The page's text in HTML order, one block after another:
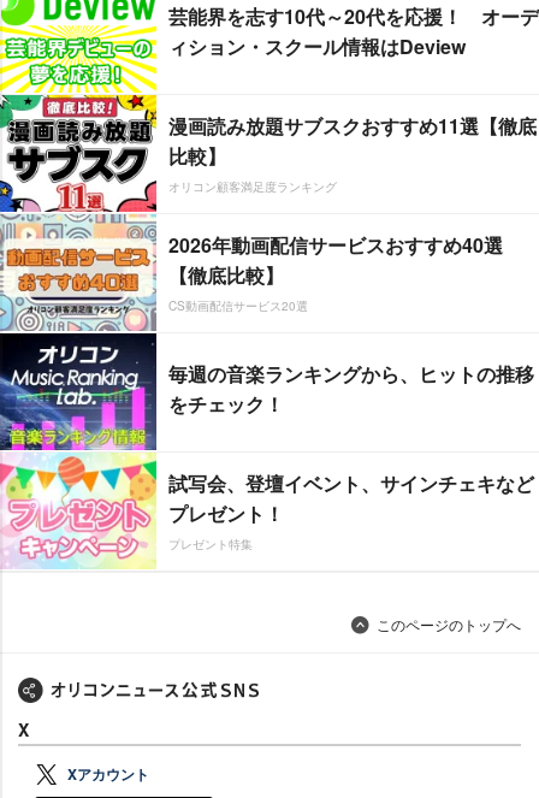
芸能界を志す10代～20代を応援！ オーデ
ィション・スクール情報はDeview
漫画読み放題サブスクおすすめ11選【徹底
比較】
オリコン顧客満足度ランキング
2026年動画配信サービスおすすめ40選
【徹底比較】
CS動画配信サービス20選
毎週の音楽ランキングから、ヒットの推移
をチェック！
試写会、登壇イベント、サインチェキなど
プレゼント！
プレゼント特集
このページのトップへ
X
Xアカウント